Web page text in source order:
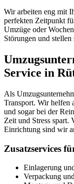
Wir arbeiten eng mit
perfekten Zeitpunkt
Umzüge oder
Störungen und stellen
Service in
Als
Transport. Wir helfen
und sogar bei der
Zeit und Stress spart.
Einrichtung sind wir
Zusatzservices
Einlagerung
Verpackung